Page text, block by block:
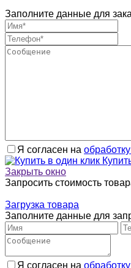
Заполните данные для
Я согласен на
Закрыть окно
Запросить стоимость
Загрузка товара
Заполните данные для
Я согласен на